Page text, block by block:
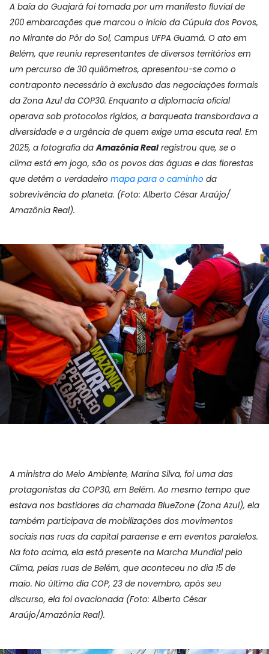
A baía do Guajará foi tomada por um manifesto fluvial de
200 embarcações que marcou o início da Cúpula dos Povos,
no Mirante do Pôr do Sol, Campus UFPA Guamá. O ato em
Belém, que reuniu representantes de diversos territórios em
um percurso de 30 quilômetros, apresentou-se como o
contraponto necessário à exclusão das negociações formais
da Zona Azul da COP30. Enquanto a diplomacia oficial
operava sob protocolos rígidos, a barqueata transbordava a
diversidade e a urgência de quem exige uma escuta real. Em
2025, a fotografia daAmazônia Real registrou que, se o
clima está em jogo, são os povos das águas e das florestas
que detêm o verdadeiro mapa para o caminho da
sobrevivência do planeta. (Foto: Alberto César Araújo/
Amazônia Real).
A ministra do Meio Ambiente, Marina Silva, foi uma das
protagonistas da COP30, em Belém. Ao mesmo tempo que
estava nos bastidores da chamada BlueZone (Zona Azul), ela
também participava de mobilizações dos movimentos
sociais nas ruas da capital paraense e em eventos paralelos.
Na foto acima, ela está presente na Marcha Mundial pelo
Clima, pelas ruas de Belém, que aconteceu no dia 15 de
maio. No último dia COP, 23 de novembro, após seu
discurso, ela foi ovacionada (Foto: Alberto César
Araújo/Amazônia Real).